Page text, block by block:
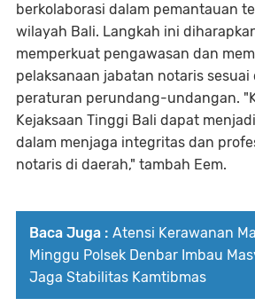
berkolaborasi dalam pemantauan
wilayah Bali. Langkah ini
memperkuat pengawasan dan
pelaksanaan jabatan notaris
peraturan perundang-undangan.
Kejaksaan Tinggi Bali dapat
dalam menjaga integritas dan
notaris di daerah," tambah Eem.
Baca Juga : Atensi Kerawanan
Minggu Polsek Denbar Imbau
Jaga Stabilitas Kamtibmas